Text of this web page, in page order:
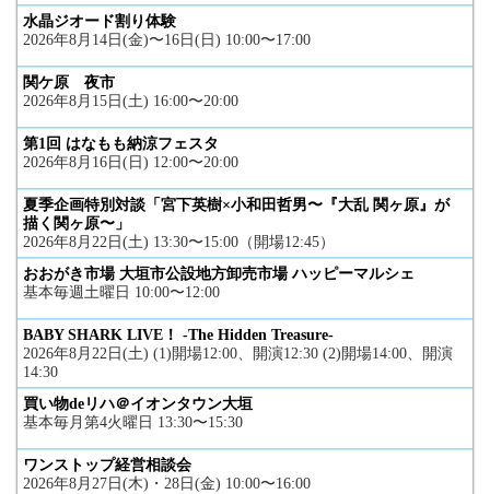
水晶ジオード割り体験
2026年8月14日(金)〜16日(日) 10:00〜17:00
関ケ原 夜市
2026年8月15日(土) 16:00〜20:00
第1回 はなもも納涼フェスタ
2026年8月16日(日) 12:00〜20:00
夏季企画特別対談「宮下英樹×小和田哲男〜『大乱 関ヶ原』が
描く関ヶ原〜」
2026年8月22日(土) 13:30〜15:00（開場12:45）
おおがき市場 大垣市公設地方卸売市場 ハッピーマルシェ
基本毎週土曜日 10:00〜12:00
BABY SHARK LIVE！ -The Hidden Treasure-
2026年8月22日(土) (1)開場12:00、開演12:30 (2)開場14:00、開演
14:30
買い物deリハ＠イオンタウン大垣
基本毎月第4火曜日 13:30〜15:30
ワンストップ経営相談会
2026年8月27日(木)・28日(金) 10:00〜16:00